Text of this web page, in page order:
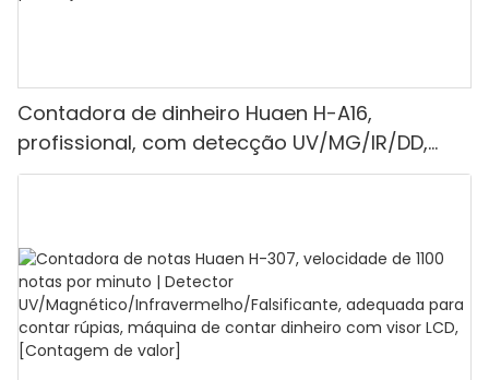
Contadora de dinheiro Huaen H-A16,
profissional, com detecção UV/MG/IR/DD,
capacidade de contagem de 1100 euros por